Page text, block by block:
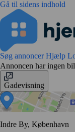
Gå til sidens indhold
Søg annoncerHjælp
Annoncen har ingen
Gadevisning
Indre By, København